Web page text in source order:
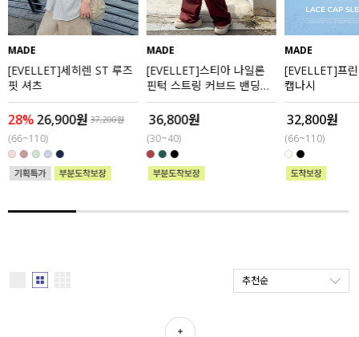
세트할인 ~30%
하객룩
살안타템
110사이즈
플러스핏
블라우스
팬츠
스커트
MADE
[EVELLET]세히렌 ST 루즈
핏 셔츠
28%26,900원 37,200원
(66~110)
MADE
[EVELLET]스티아 나일론
핀턱 스트링 커브드 밴딩팬
츠
36,800원
(30~40)
MADE
[EVELLET]프
캡나시
32,800원
(66~110)
추천순